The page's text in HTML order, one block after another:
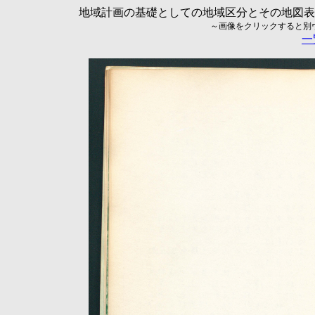
地域計画の基礎としての地域区分とその地
～画像をクリックすると
一